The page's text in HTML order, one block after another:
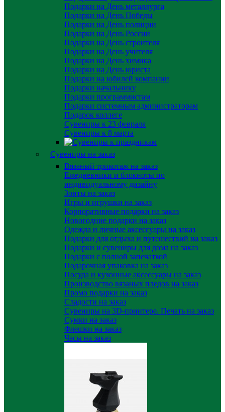
Подарки на День металлурга
Подарки на День Победы
Подарки на День полиции
Подарки на День России
Подарки на День строителя
Подарки на День учителя
Подарки на День химика
Подарки на День юриста
Подарки на юбилей компании
Подарки начальнику
Подарки программистам
Подарки системным администраторам
Подарок коллеге
Сувениры к 23 февраля
Сувениры к 8 марта
Сувениры на заказ
Вязаный трикотаж на заказ
Ежедневники и блокноты по
индивидуальному дизайну
Зонты на заказ
Игры и игрушки на заказ
Корпоративные подарки на заказ
Новогодние подарки на заказ
Одежда и личные аксессуары на заказ
Подарки для отдыха и путешествий на заказ
Подарки и сувениры для дома на заказ
Подарки с полной запечаткой
Подарочная упаковка на заказ
Посуда и кухонные аксессуары на заказ
Производство вязаных пледов на заказ
Промо подарки на заказ
Сладости на заказ
Сувениры на 3D-принтере. Печать на заказ
Сумки на заказ
Флешки на заказ
Часы на заказ